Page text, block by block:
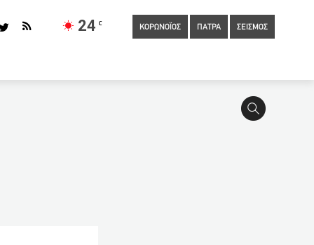
24 C
ΚΟΡΩΝΟΪΟΣ ΠΑΤΡΑ ΣΕΙΣΜΟΣ
12:20
Μουσική στην εστίαση: Οι μαγαζάτορες ανοίγουν τα ηχεία σε